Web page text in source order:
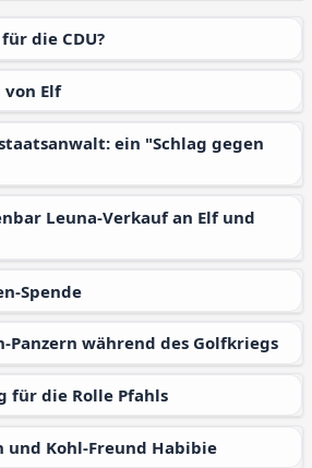
die CDU?
von Elf
Spende
Panzern während des Golfkriegs
für die Rolle Pfahls
und Kohl-Freund Habibie